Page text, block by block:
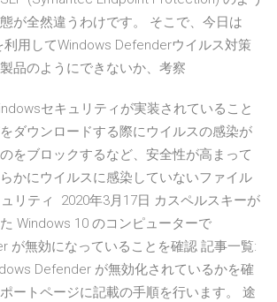
が全然違うわけです。 そこで、今日は
用してWindows Defenderウイルス対策
品のようにできないか、考察
セキュリティが実装されていること
ダウンロードする際にウイルスの感染が
をブロックするなど、安全性が高まって
かにウイルスに感染していないファイル
リティ 2020年3月17日 カスペルスキーが
Windows 10 のコンピューターで
が無効になっていることを確認 記事一覧:
Defender が無効化されているかを確
ートページに記載の手順を行います。 途